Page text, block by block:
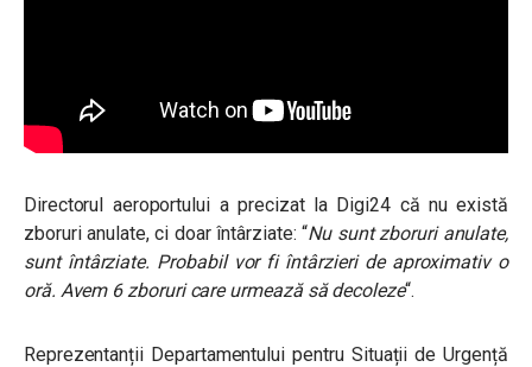
Directorul aeroportului a precizat la Digi24 că nu există
zboruri anulate, ci doar întârziate: “Nu sunt zboruri anulate,
sunt întârziate. Probabil vor fi întârzieri de aproximativ o
oră. Avem 6 zboruri care urmează să decoleze“.
Reprezentanții Departamentului pentru Situații de Urgență